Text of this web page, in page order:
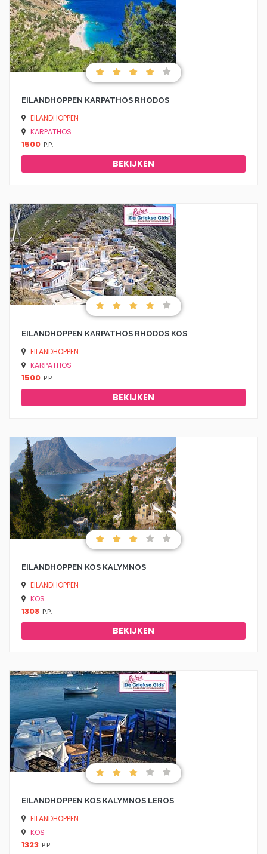
EILANDHOPPEN KARPATHOS RHODOS
EILANDHOPPEN
KARPATHOS
1500 P.P.
BEKIJKEN
EILANDHOPPEN KARPATHOS RHODOS KOS
EILANDHOPPEN
KARPATHOS
1500 P.P.
BEKIJKEN
EILANDHOPPEN KOS KALYMNOS
EILANDHOPPEN
KOS
1308 P.P.
BEKIJKEN
EILANDHOPPEN KOS KALYMNOS LEROS
EILANDHOPPEN
KOS
1323 P.P.